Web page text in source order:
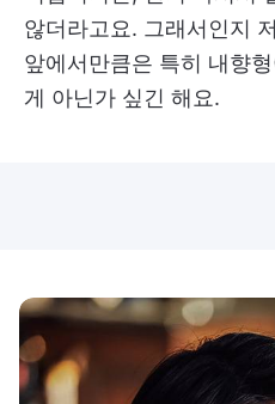
않더라고요. 그래서인지
앞에서만큼은 특히 내향
게 아닌가 싶긴 해요.